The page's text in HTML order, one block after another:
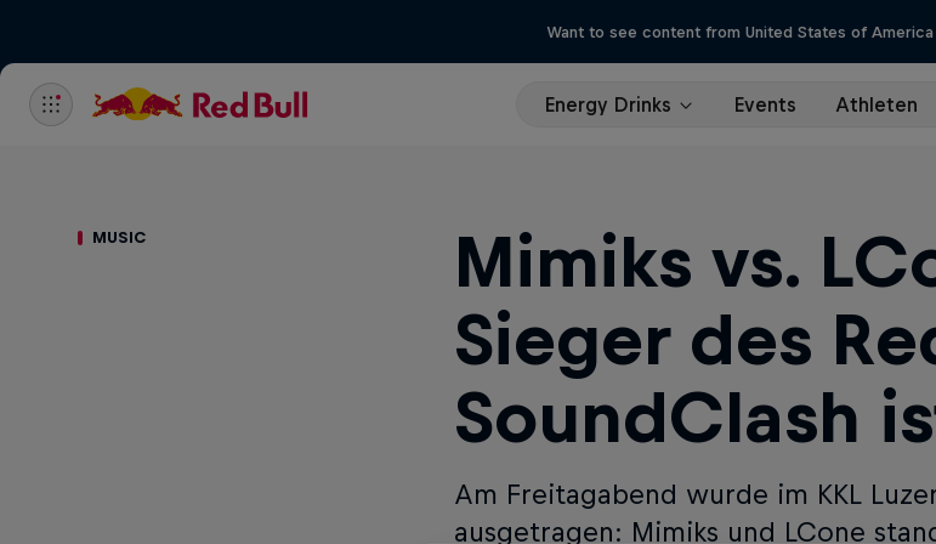
Want to see content from United States of America
Energy Drinks Events Athleten
MUSIC
Mimiks vs.
Sieger des
SoundClash
Am Freitagabend wurde im KKL
ausgetragen: Mimiks und LCone